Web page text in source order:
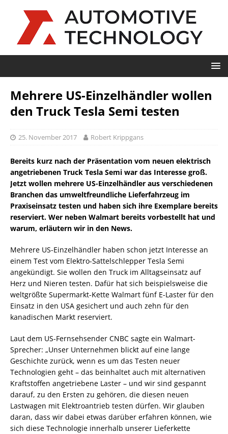
Mehrere US-Einzelhändler wollen
den Truck Tesla Semi testen
25. November 2017 Robert Krippgans
Bereits kurz nach der Präsentation vom neuen elektrisch
angetriebenen Truck Tesla Semi war das Interesse groß.
Jetzt wollen mehrere US-Einzelhändler aus verschiedenen
Branchen das umweltfreundliche Lieferfahrzeug im
Praxiseinsatz testen und haben sich ihre Exemplare bereits
reserviert. Wer neben Walmart bereits vorbestellt hat und
warum, erläutern wir in den News.
Mehrere US-Einzelhändler haben schon jetzt Interesse an
einem Test vom Elektro-Sattelschlepper Tesla Semi
angekündigt. Sie wollen den Truck im Alltagseinsatz auf
Herz und Nieren testen. Dafür hat sich beispielsweise die
weltgrößte Supermarkt-Kette Walmart fünf E-Laster für den
Einsatz in den USA gesichert und auch zehn für den
kanadischen Markt reserviert.
Laut dem US-Fernsehsender CNBC sagte ein Walmart-
Sprecher: „Unser Unternehmen blickt auf eine lange
Geschichte zurück, wenn es um das Testen neuer
Technologien geht – das beinhaltet auch mit alternativen
Kraftstoffen angetriebene Laster – und wir sind gespannt
darauf, zu den Ersten zu gehören, die diesen neuen
Lastwagen mit Elektroantrieb testen dürfen. Wir glauben
daran, dass wir dabei etwas darüber erfahren können, wie
sich diese Technologie innerhalb unserer Lieferkette